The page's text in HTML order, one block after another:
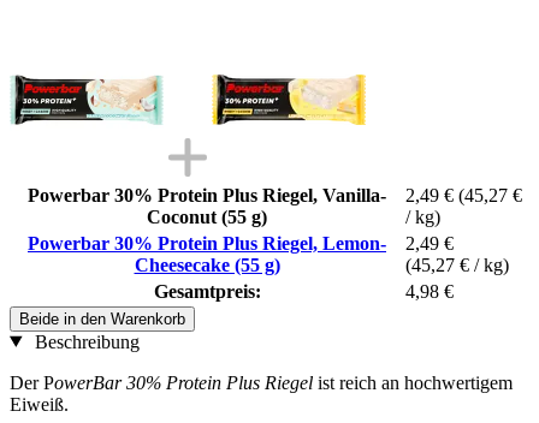
Powerbar 30% Protein Plus Riegel, Vanilla-
Coconut (55 g)
2,49 € (45,27 €
/ kg)
Powerbar 30% Protein Plus Riegel, Lemon-
Cheesecake (55 g)
2,49 €
(45,27 € / kg)
Gesamtpreis:
4,98 €
Beide in den Warenkorb
Beschreibung
Der PowerBar 30% Protein Plus Riegel ist reich an hochwertigem
Eiweiß.